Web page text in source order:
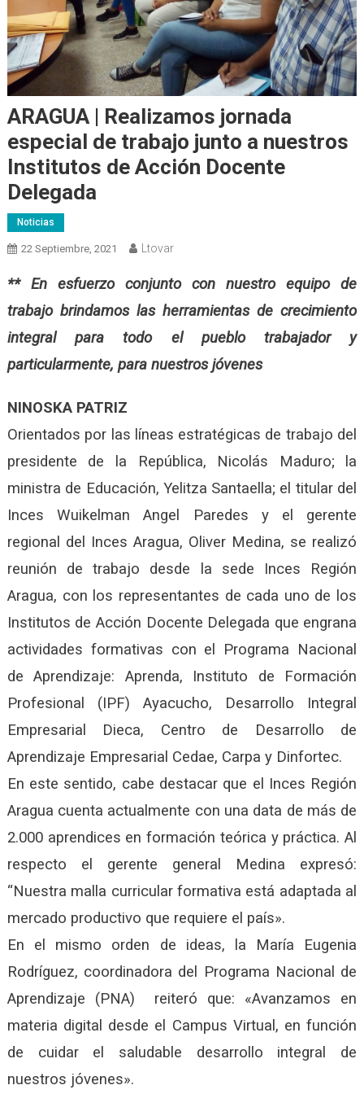
ARAGUA | Realizamos jornada
especial de trabajo junto a nuestros
Institutos de Acción Docente
Delegada
Noticias
22 Septiembre, 2021 Ltovar
** En esfuerzo conjunto con nuestro equipo de
trabajo brindamos las herramientas de crecimiento
integral para todo el pueblo trabajador y
particularmente, para nuestros jóvenes
NINOSKA PATRIZ
Orientados por las líneas estratégicas de trabajo del
presidente de la República, Nicolás Maduro; la
ministra de Educación, Yelitza Santaella; el titular del
Inces Wuikelman Angel Paredes y el gerente
regional del Inces Aragua, Oliver Medina, se realizó
reunión de trabajo desde la sede Inces Región
Aragua, con los representantes de cada uno de los
Institutos de Acción Docente Delegada que engrana
actividades formativas con el Programa Nacional
de Aprendizaje: Aprenda, Instituto de Formación
Profesional (IPF) Ayacucho, Desarrollo Integral
Empresarial Dieca, Centro de Desarrollo de
Aprendizaje Empresarial Cedae, Carpa y Dinfortec.
En este sentido, cabe destacar que el Inces Región
Aragua cuenta actualmente con una data de más de
2.000 aprendices en formación teórica y práctica. Al
respecto el gerente general Medina expresó:
“Nuestra malla curricular formativa está adaptada al
mercado productivo que requiere el país».
En el mismo orden de ideas, la María Eugenia
Rodríguez, coordinadora del Programa Nacional de
Aprendizaje (PNA) reiteró que: «Avanzamos en
materia digital desde el Campus Virtual, en función
de cuidar el saludable desarrollo integral de
nuestros jóvenes».